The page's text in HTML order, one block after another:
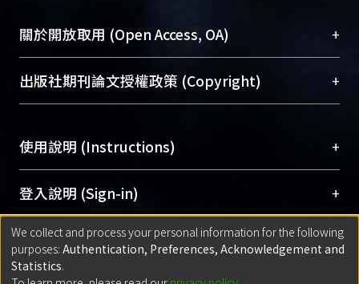
成果。
To permanently archive and promote researcher
profiles and scholarly works, Library integrates the
services of “NTU Repository” with “Academic
Sciences Library)
關於開放取用 (Open Access, OA) +
開放取用是從使用者角度提升資訊取用性的社會運
動，應用在學術研究上是透過將研究著作公開供使
用逐年攀升。同時可加速研究發展、提升研究影響
Archive）平台。 （點選深入了解OA）
出版社期刊論文授權政策 (Copyright) +
含部分內容的版權非匯入者所有，或由第三方贊
助與合作完成，請確認該版權所有者及第三方同
意提供此授權。
Please represent that the submission is your
original work, and that you have the right to
grant the rights to upload.
使用說明 (Instructions) +
網站簡介(Quickstart Guide)
使用手冊(Instruction Manual)
線上預約服務(Booking Service)
登入說明 (Sign-in) +
方案一：臺灣大學計算機中心帳號登入
(With C&INC Email Account)
匯入著作 (Submission) +
We collect and process your personal information for the following
purposes: Authentication, Preferences, Acknowledgement and
Statistics.